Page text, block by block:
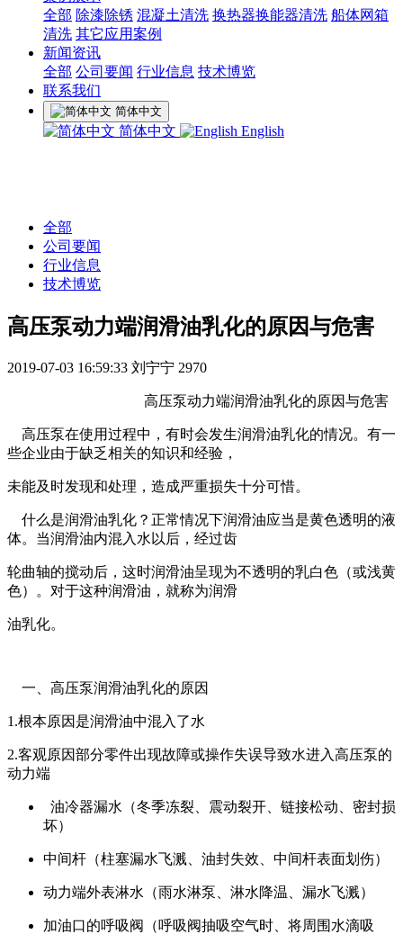
全部 除漆除锈 混凝土清洗 换热器换能器清洗 船体网箱
清洗 其它应用案例
新闻资讯
全部 公司要闻 行业信息 技术博览
联系我们
简体中文
简体中文 English
全部
公司要闻
行业信息
技术博览
高压泵动力端润滑油乳化的原因与危害
2019-07-03 16:59:33 刘宁宁 2970
高压泵动力端润滑油乳化的原因与危害
高压泵在使用过程中，有时会发生润滑油乳化的情况。有一
些企业由于缺乏相关的知识和经验，
未能及时发现和处理，造成严重损失十分可惜。
什么是润滑油乳化？正常情况下润滑油应当是黄色透明的液
体。当润滑油内混入水以后，经过齿
轮曲轴的搅动后，这时润滑油呈现为不透明的乳白色（或浅黄
色）。对于这种润滑油，就称为润滑
油乳化。
一、高压泵润滑油乳化的原因
1.根本原因是润滑油中混入了水
2.客观原因部分零件出现故障或操作失误导致水进入高压泵的
动力端
油冷器漏水（冬季冻裂、震动裂开、链接松动、密封损
坏）
中间杆（柱塞漏水飞溅、油封失效、中间杆表面划伤）
动力端外表淋水（雨水淋泵、淋水降温、漏水飞溅）
加油口的呼吸阀（呼吸阀抽吸空气时、将周围水滴吸